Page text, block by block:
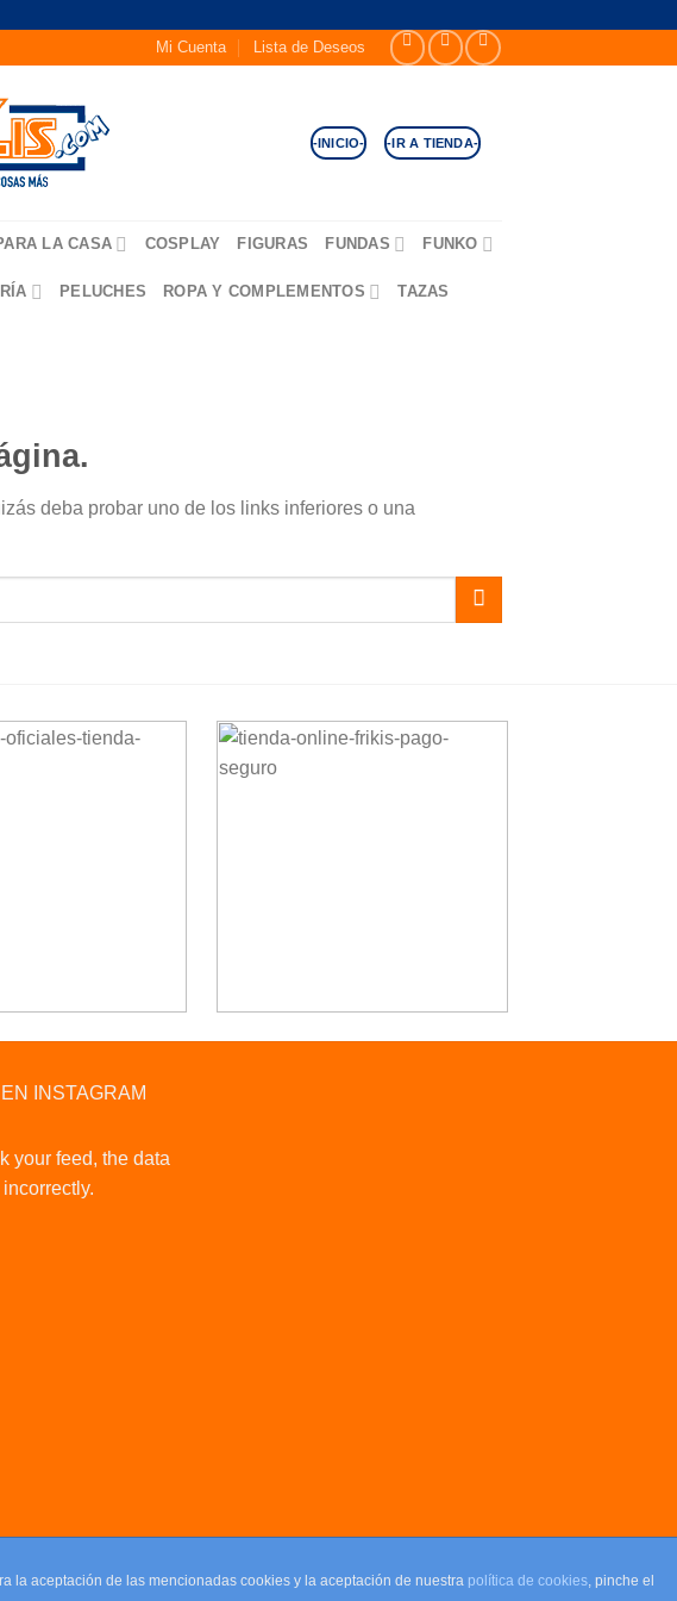
Mi Cuenta Lista de Deseos
-INICIO- -IR A TIENDA-
LA CASA COSPLAY FIGURAS FUNDAS FUNKO
PELUCHES ROPA Y COMPLEMENTOS TAZAS
deba probar uno de los links inferiores o una
INSTAGRAM
your feed, the data
la aceptación de las mencionadas cookies y la aceptación de nuestra política de cookies, pinche el